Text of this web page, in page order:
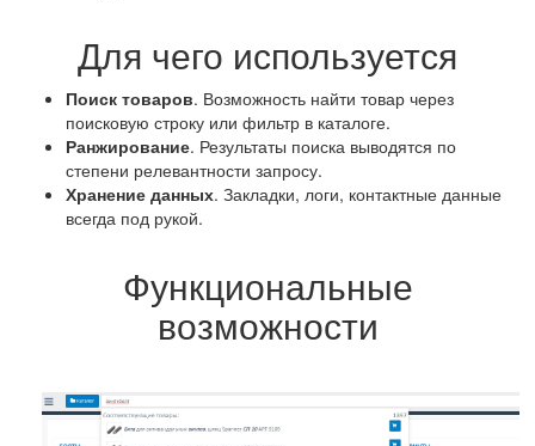
Для чего используется
Поиск товаров. Возможность найти товар через
поисковую строку или фильтр в каталоге.
Ранжирование. Результаты поиска выводятся по
степени релевантности запросу.
Хранение данных. Закладки, логи, контактные данные
всегда под рукой.
Функциональные
возможности